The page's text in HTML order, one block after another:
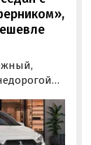
у
седан